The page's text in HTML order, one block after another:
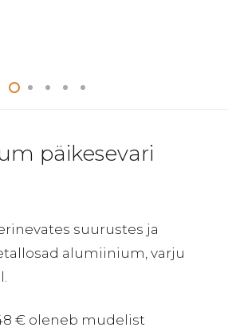
päikesevari
suurustes ja
alumiinium, varju
€ oleneb mudelist